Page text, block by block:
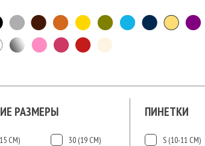
ПИНЕТКИ
S (10-11 СМ)
РАЗМЕРЫ
СМ)
30 (19 СМ)